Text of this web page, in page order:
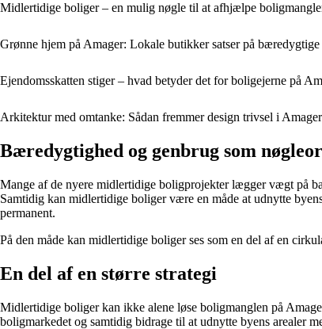
Midlertidige boliger – en mulig nøgle til at afhjælpe
Grønne hjem på Amager: Lokale butikker satser på
Ejendomsskatten stiger – hvad betyder det for boligejerne på
Arkitektur med omtanke: Sådan fremmer design trivsel i
Bæredygtighed og genbrug som
Mange af de nyere midlertidige boligprojekter lægger vægt på
Samtidig kan midlertidige boliger være en måde at udnytte
permanent.
På den måde kan midlertidige boliger ses som en del af en
En del af en større strategi
Midlertidige boliger kan ikke alene løse boligmanglen på
boligmarkedet og samtidig bidrage til at udnytte byens arealer